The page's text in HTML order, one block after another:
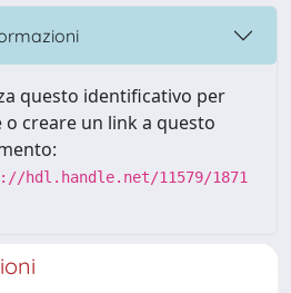
questo identificativo per
o creare un link a questo
hdl.handle.net/11579/1871